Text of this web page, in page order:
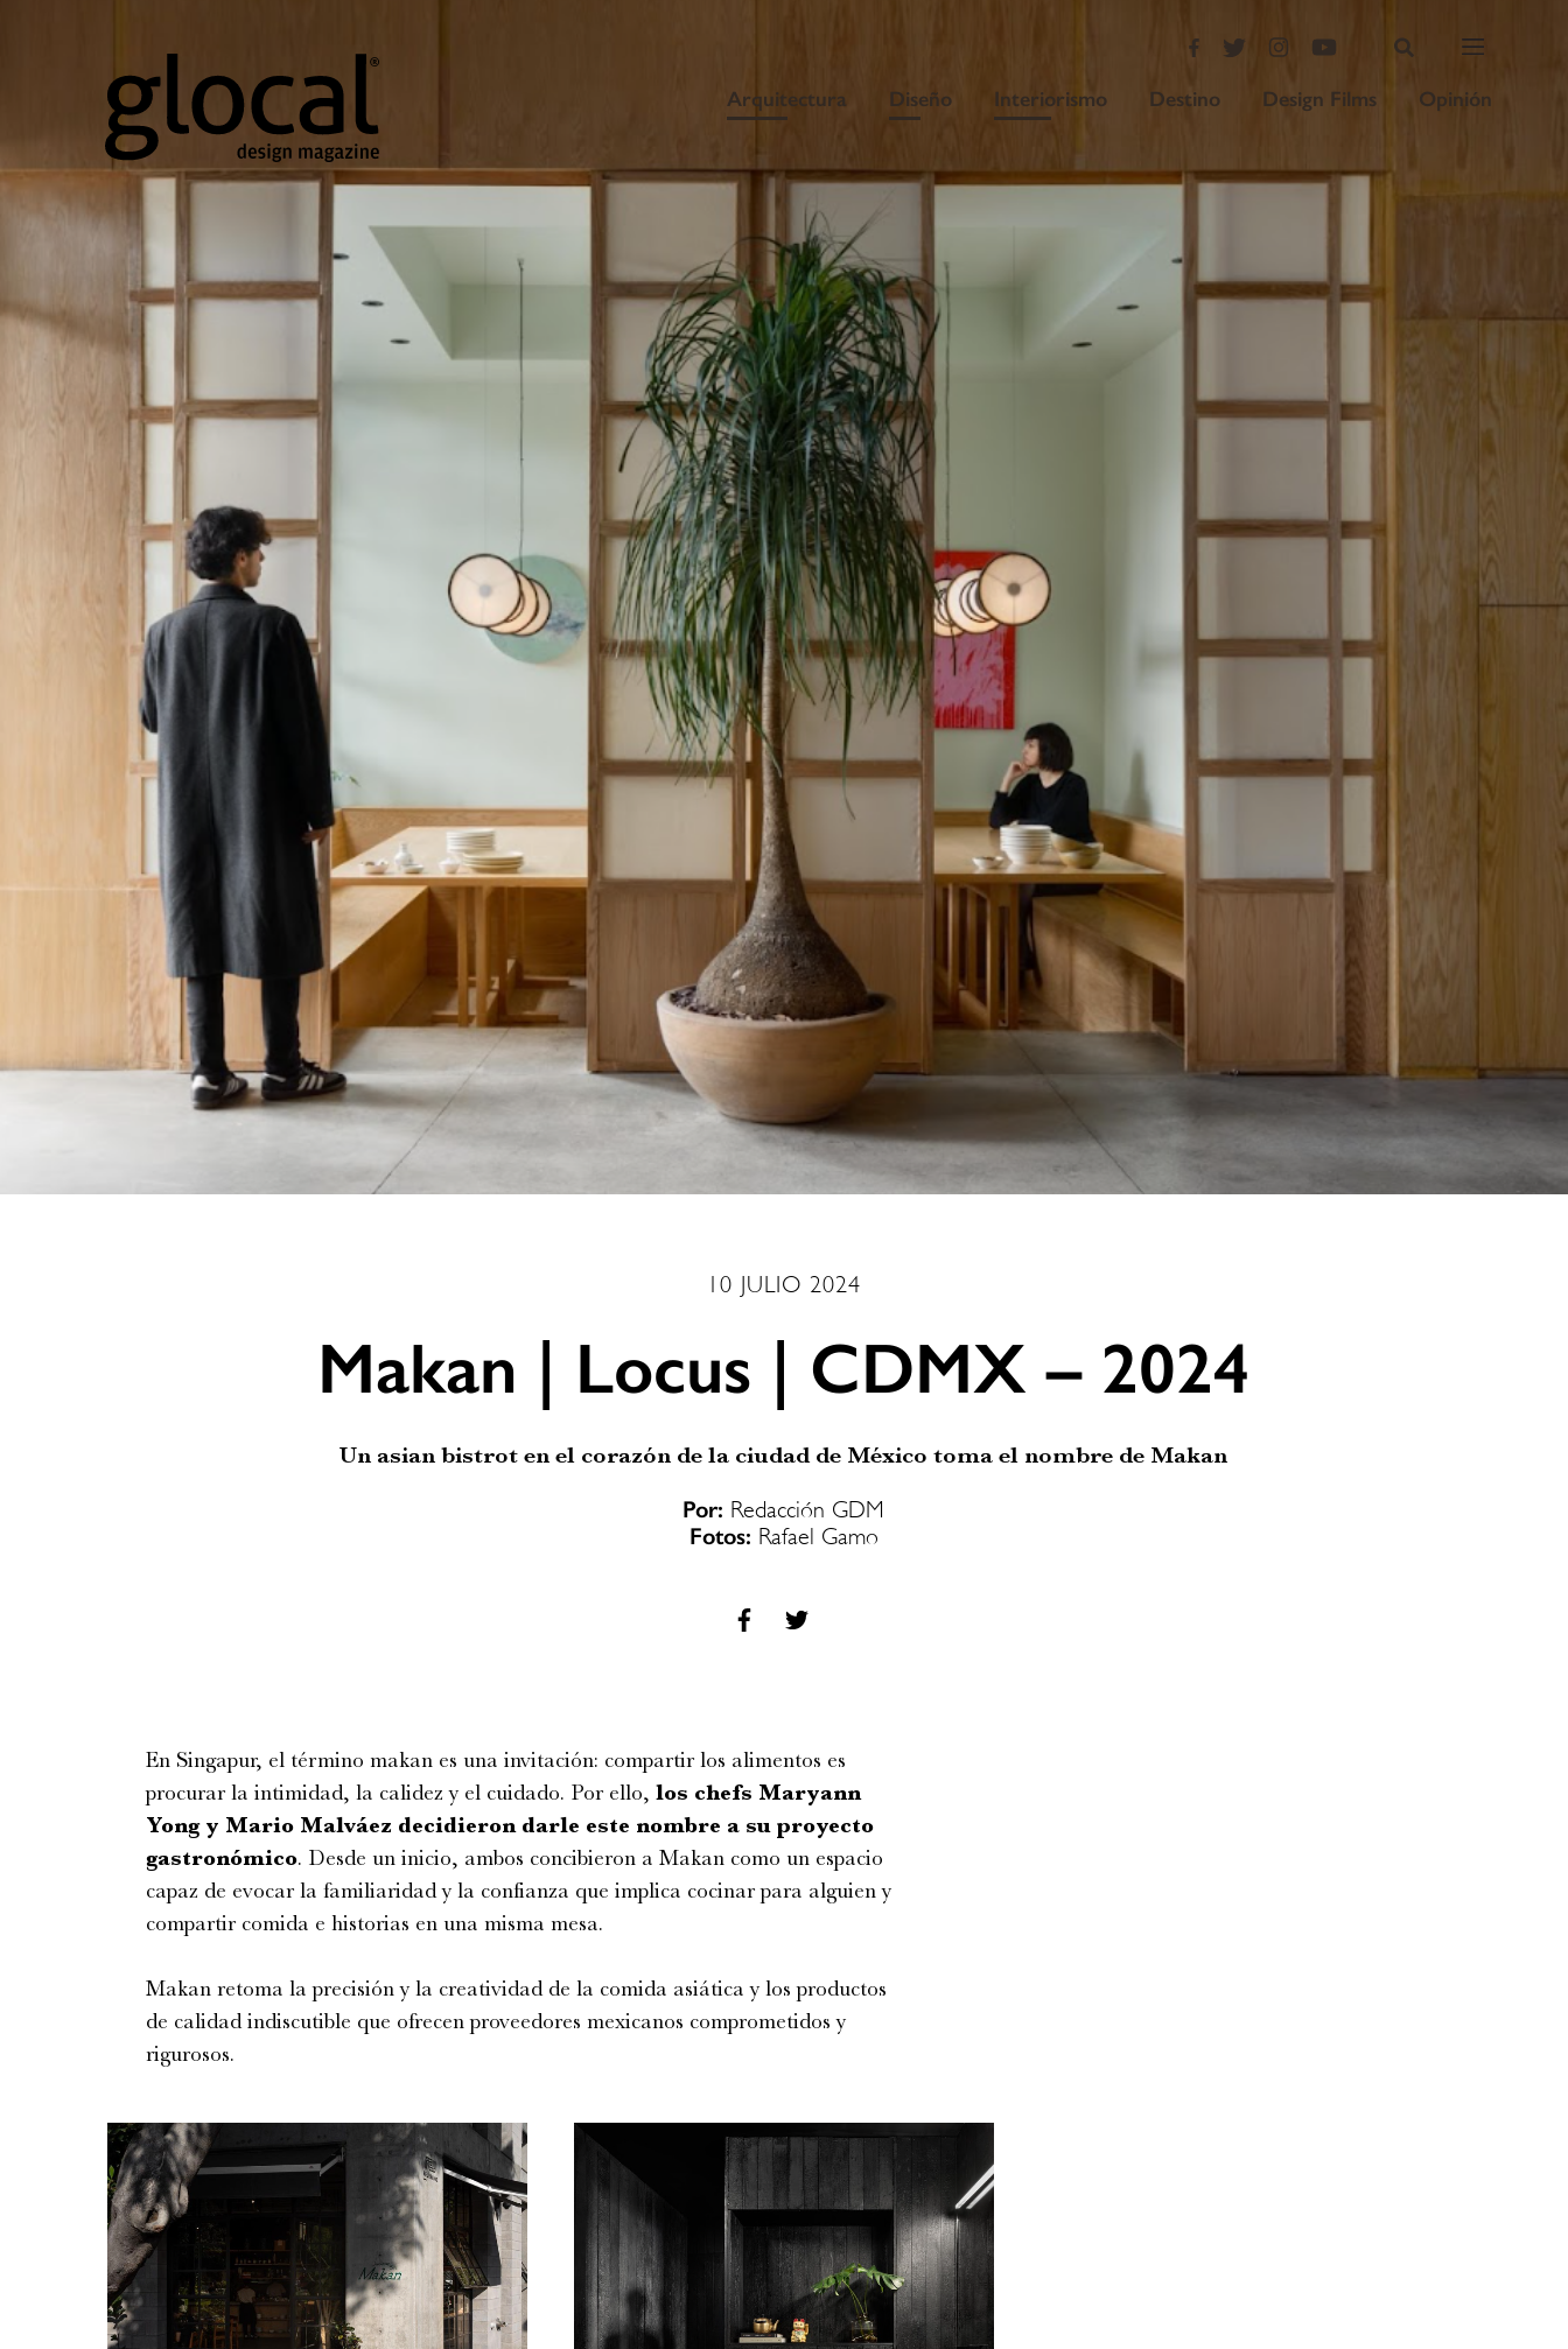
Arquitectura Diseño Interiorismo Destino Design Films Opinión
10 JULIO 2024
Makan | Locus | CDMX – 2024
Un asian bistrot en el corazón de la ciudad de México toma el nombre de Makan
Por: Redacción GDM
Fotos: Rafael Gamo
En Singapur, el término makan es una invitación: compartir los alimentos es
procurar la intimidad, la calidez y el cuidado. Por ello, los chefs Maryann
Yong y Mario Malváez decidieron darle este nombre a su proyecto
gastronómico. Desde un inicio, ambos concibieron a Makan como un espacio
capaz de evocar la familiaridad y la confianza que implica cocinar para alguien y
compartir comida e historias en una misma mesa.
Makan retoma la precisión y la creatividad de la comida asiática y los productos
de calidad indiscutible que ofrecen proveedores mexicanos comprometidos y
rigurosos.